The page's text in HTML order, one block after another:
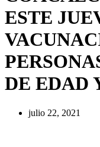
ESTE
DE EDAD
julio 22, 2021